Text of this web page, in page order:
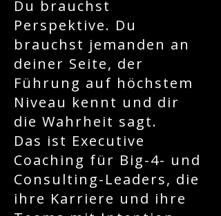
Du brauchst
Perspektive. Du
brauchst jemanden an
deiner Seite, der
Führung auf höchstem
Niveau kennt und dir
die Wahrheit sagt.
Das ist Executive
Coaching für Big-4- und
Consulting-Leaders, die
ihre Karriere und ihre